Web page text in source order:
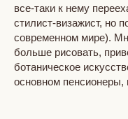
все-таки к нему
стилист-визажист, но
современном мире).
больше рисовать,
ботаническое
основном пенсионеры,